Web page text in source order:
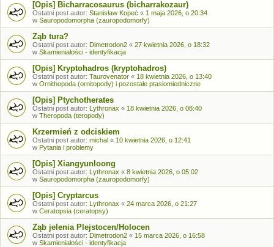
[Opis] Bicharracosaurus (bicharrakozaur)
Ostatni post autor: Stanisław Kopeć « 1 maja 2026, o 20:34
w Sauropodomorpha (zauropodomorfy)
Ząb tura?
Ostatni post autor: Dimetrodon2 « 27 kwietnia 2026, o 18:32
w Skamieniałości - identyfikacja
[Opis] Kryptohadros (kryptohadros)
Ostatni post autor: Taurovenator « 18 kwietnia 2026, o 13:40
w Ornithopoda (ornitopody) i pozostałe ptasiomiedniczne
[Opis] Ptychotherates
Ostatni post autor: Lythronax « 18 kwietnia 2026, o 08:40
w Theropoda (teropody)
Krzermień z odciskiem
Ostatni post autor: michal « 10 kwietnia 2026, o 12:41
w Pytania i problemy
[Opis] Xiangyunloong
Ostatni post autor: Lythronax « 8 kwietnia 2026, o 05:02
w Sauropodomorpha (zauropodomorfy)
[Opis] Cryptarcus
Ostatni post autor: Lythronax « 24 marca 2026, o 21:27
w Ceratopsia (ceratopsy)
Ząb jelenia Plejstocen/Holocen
Ostatni post autor: Dimetrodon2 « 15 marca 2026, o 16:58
w Skamieniałości - identyfikacja